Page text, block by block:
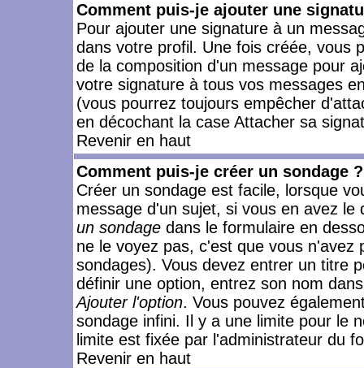
Comment puis-je ajouter une
Pour ajouter une signature à un
dans votre profil. Une fois créée, vous
de la composition d'un message pour
votre signature à tous vos messages
(vous pourrez toujours empêcher
en décochant la case Attacher sa
Revenir en haut
Comment puis-je créer un sondage ?
Créer un sondage est facile, lorsque
message d'un sujet, si vous en avez
un sondage dans le formulaire en
ne le voyez pas, c'est que vous
sondages). Vous devez entrer un titre
définir une option, entrez son nom
Ajouter l'option. Vous pouvez
sondage infini. Il y a une limite pour le
limite est fixée par l'administrateur du
Revenir en haut